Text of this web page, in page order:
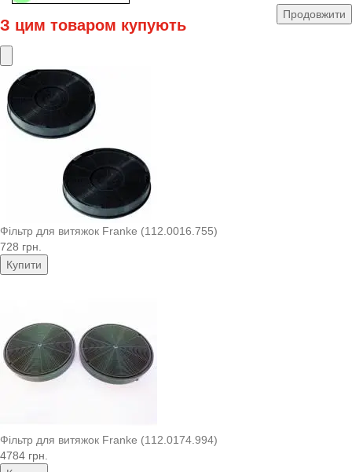
Продовжити
З цим товаром купують
Фільтр для витяжок Franke (112.0016.755)
728 грн.
Купити
Фільтр для витяжок Franke (112.0174.994)
4784 грн.